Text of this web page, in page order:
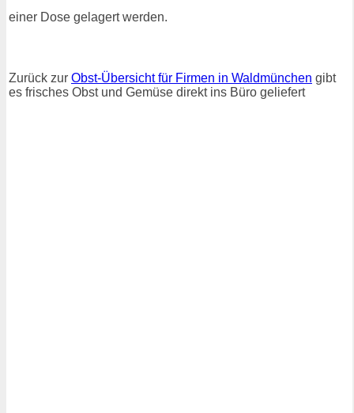
einer Dose gelagert werden.
Zurück zur Obst-Übersicht für Firmen in Waldmünchen gibt
es frisches Obst und Gemüse direkt ins Büro geliefert